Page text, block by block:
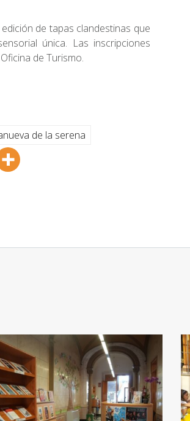
de tapas clandestinas que
única. Las inscripciones
de Turismo.
de la serena